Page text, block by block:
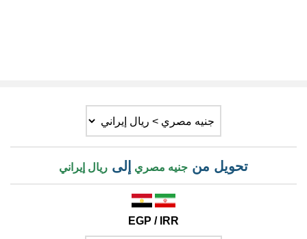
تحويل من جنيه مصري إلى ريال إيراني
EGP / IRR